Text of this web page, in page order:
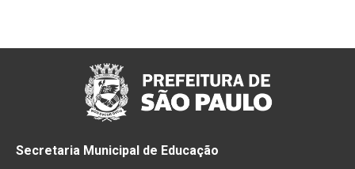
Secretaria Municipal de Educação